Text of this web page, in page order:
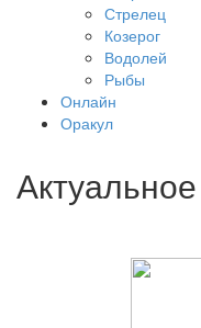
Стрелец
Козерог
Водолей
Рыбы
Онлайн
Оракул
Актуальное